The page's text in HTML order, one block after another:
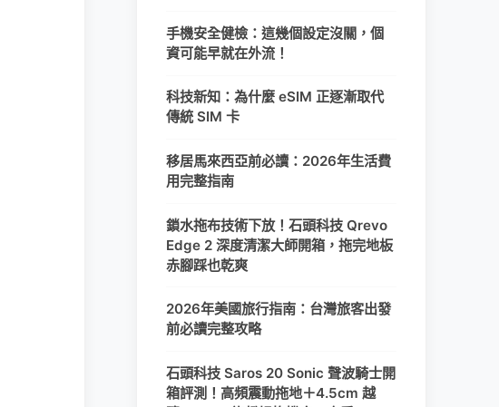
手機安全健檢：這幾個設定沒關，個
資可能早就在外流！
科技新知：為什麼 eSIM 正逐漸取代
傳統 SIM 卡
移居馬來西亞前必讀：2026年生活費
用完整指南
鎖水拖布技術下放！石頭科技 Qrevo
Edge 2 深度清潔大師開箱，拖完地板
赤腳踩也乾爽
2026年美國旅行指南：台灣旅客出發
前必讀完整攻略
石頭科技 Saros 20 Sonic 聲波騎士開
箱評測！高頻震動拖地＋4.5cm 越